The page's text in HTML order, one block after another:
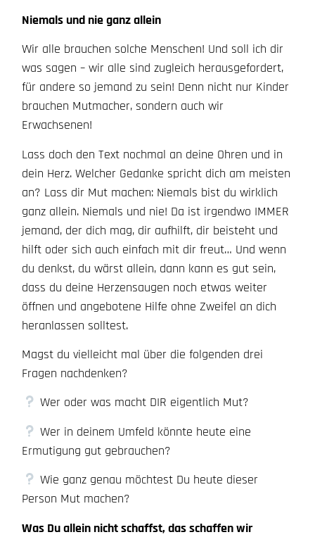
Niemals und nie ganz allein
Wir alle brauchen solche Menschen! Und soll ich dir
was sagen – wir alle sind zugleich herausgefordert,
für andere so jemand zu sein! Denn nicht nur Kinder
brauchen Mutmacher, sondern auch wir
Erwachsenen!
Lass doch den Text nochmal an deine Ohren und in
dein Herz. Welcher Gedanke spricht dich am meisten
an? Lass dir Mut machen: Niemals bist du wirklich
ganz allein. Niemals und nie! Da ist irgendwo IMMER
jemand, der dich mag, dir aufhilft, dir beisteht und
hilft oder sich auch einfach mit dir freut… Und wenn
du denkst, du wärst allein, dann kann es gut sein,
dass du deine Herzensaugen noch etwas weiter
öffnen und angebotene Hilfe ohne Zweifel an dich
heranlassen solltest.
Magst du vielleicht mal über die folgenden drei
Fragen nachdenken?
Wer oder was macht DIR eigentlich Mut?
Wer in deinem Umfeld könnte heute eine
Ermutigung gut gebrauchen?
Wie ganz genau möchtest Du heute dieser
Person Mut machen?
Was Du allein nicht schaffst, das schaffen wir